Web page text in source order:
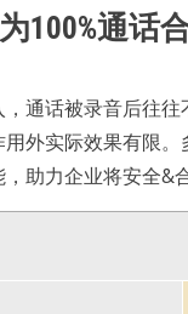
100%通话
通话被录音后往
外实际效果有限
助力企业将安全&